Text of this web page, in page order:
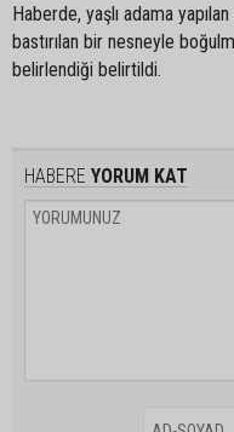
Haberde, yaşlı adama
bastırılan bir nesneyle
belirlendiği belirtildi.
HABERE YORUM KAT